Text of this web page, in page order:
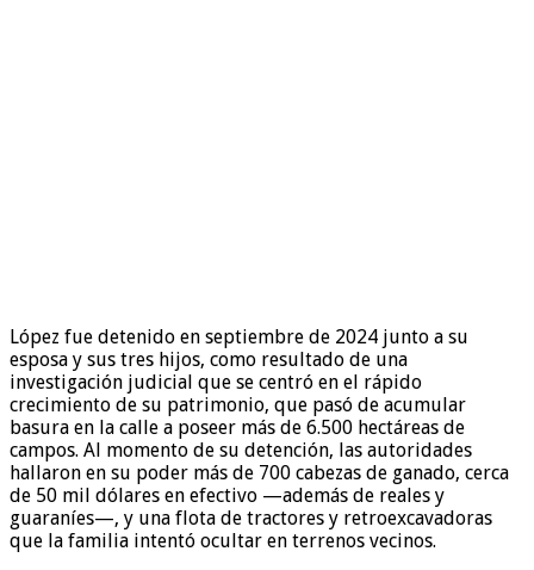
López fue detenido en septiembre de 2024 junto a su
esposa y sus tres hijos, como resultado de una
investigación judicial que se centró en el rápido
crecimiento de su patrimonio, que pasó de acumular
basura en la calle a poseer más de 6.500 hectáreas de
campos. Al momento de su detención, las autoridades
hallaron en su poder más de 700 cabezas de ganado, cerca
de 50 mil dólares en efectivo —además de reales y
guaraníes—, y una flota de tractores y retroexcavadoras
que la familia intentó ocultar en terrenos vecinos.